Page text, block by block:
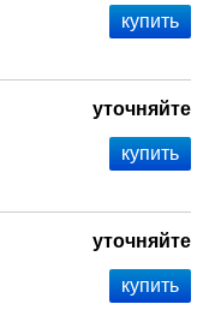
уточняйте
уточняйте